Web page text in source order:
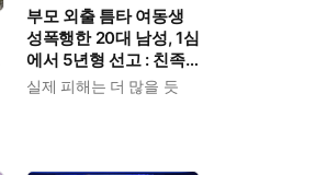
부모 외출 틈타 여동생
성폭행한 20대 남성, 1심
에서 5년형 선고 : 친족
간 '암수범죄'의 심각성
실제 피해는 더 많을 듯